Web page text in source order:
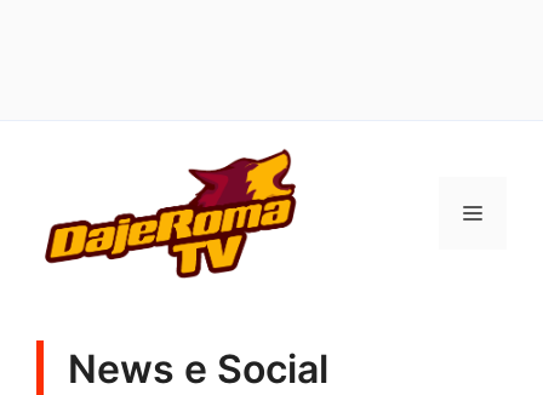
contenuto
MENU
News e Social